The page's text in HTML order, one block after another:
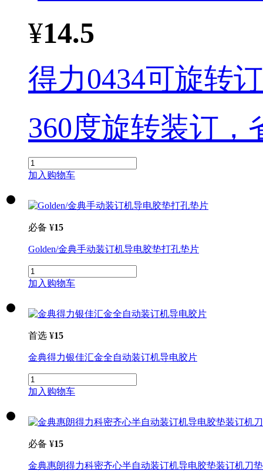
¥14.5
得力0434可旋转
360度旋转装订，
加入购物车
必备 ¥15
Golden/金典手动装订机导电胶垫打孔垫片
加入购物车
首选 ¥15
金典得力银佳汇金全自动装订机导电胶片
加入购物车
必备 ¥15
金典惠朗得力科密齐心半自动装订机导电胶垫装订机刀